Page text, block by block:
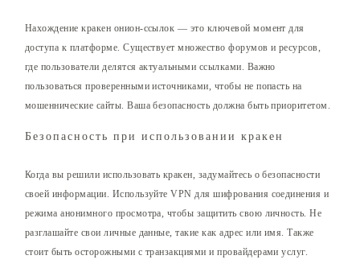
Нахождение кракен онион-ссылок — это ключевой момент для
доступа к платформе. Существует множество форумов и ресурсов,
где пользователи делятся актуальными ссылками. Важно
пользоваться проверенными источниками, чтобы не попасть на
мошеннические сайты. Ваша безопасность должна быть приоритетом.
Безопасность при использовании кракен
Когда вы решили использовать кракен, задумайтесь о безопасности
своей информации. Используйте VPN для шифрования соединения и
режима анонимного просмотра, чтобы защитить свою личность. Не
разглашайте свои личные данные, такие как адрес или имя. Также
стоит быть осторожными с транзакциями и провайдерами услуг.